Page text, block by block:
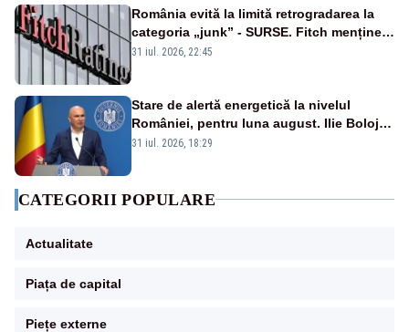
România evită la limită retrogradarea la
categoria „junk” - SURSE. Fitch menține
ratingul BBB-
31 iul. 2026, 22:45
Stare de alertă energetică la nivelul
României, pentru luna august. Ilie Bolojan
a anunțat importuri și posibile restricții –
31 iul. 2026, 18:29
CATEGORII POPULARE
Actualitate
Piața de capital
Piețe externe